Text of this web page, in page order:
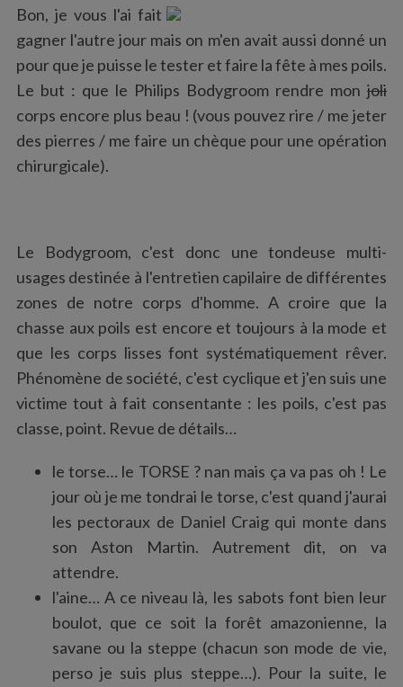
:
Bon, je vous l'ai fait
gagner l'autre jour mais on m'en avait aussi donné un
pour que je puisse le tester et faire la fête à mes poils.
Le but : que le Philips Bodygroom rendre monjoli
corps encore plus beau ! (vous pouvez rire / me jeter
des pierres / me faire un chèque pour une opération
chirurgicale).
Le Bodygroom, c'est donc une tondeuse multi-
usages destinée à l'entretien capilaire de différentes
zones de notre corps d'homme. A croire que la
chasse aux poils est encore et toujours à la mode et
que les corps lisses font systématiquement rêver.
Phénomène de société, c'est cyclique et j'en suis une
victime tout à fait consentante : les poils, c'est pas
classe, point. Revue de détails…
le torse… le TORSE ? nan mais ça va pas oh ! Le
jour où je me tondrai le torse, c'est quand j'aurai
les pectoraux de Daniel Craig qui monte dans
son Aston Martin. Autrement dit, on va
attendre.
l'aine… A ce niveau là, les sabots font bien leur
boulot, que ce soit la forêt amazonienne, la
savane ou la steppe (chacun son mode de vie,
perso je suis plus steppe…). Pour la suite, le